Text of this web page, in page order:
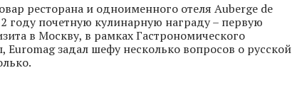
ресторана и одноименного отеля Auberge de
году почетную кулинарную награду – первую
в Москву, в рамках Гастрономического
задал шефу несколько вопросов о русской